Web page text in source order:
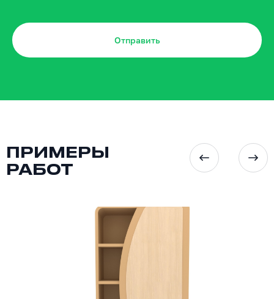
Отправить
ПРИМЕРЫ
РАБОТ